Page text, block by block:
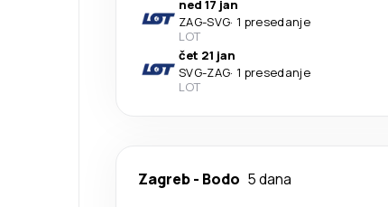
ned 17 jan
ZAG-SVG· 1 presedanje
LOT
čet 21 jan
SVG-ZAG· 1 presedanje
LOT
Zagreb- Bodo 5 dana